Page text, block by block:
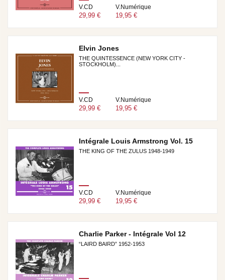
V.CD
29,99 €
V.Numérique
19,95 €
Elvin Jones
THE QUINTESSENCE (NEW YORK CITY -
STOCKHOLM)...
V.CD
29,99 €
V.Numérique
19,95 €
Intégrale Louis Armstrong Vol. 15
THE KING OF THE ZULUS 1948-1949
V.CD
29,99 €
V.Numérique
19,95 €
Charlie Parker - Intégrale Vol 12
“LAIRD BAIRD” 1952-1953